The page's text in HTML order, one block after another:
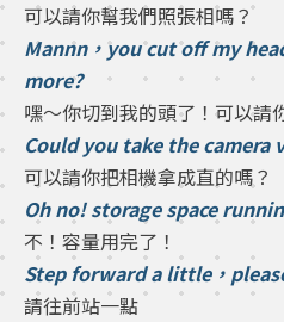
可以請你幫我們照張相嗎？
Mannn，you cut off my
more?
嘿～你切到我的頭了！可以請
Could you take the camera
可以請你把相機拿成直的嗎？
Oh no! storage space
不！容量用完了！
Step forward a little，
請往前站一點